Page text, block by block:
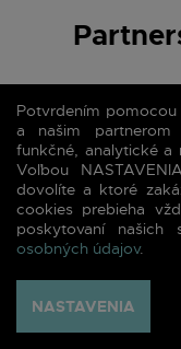
Tzv. KOLO
veciam
ktorý nám
nový a
majiteľa.
deň ocitol v
Potvrdením pomocou
a našim
funkčné, analytické a
Voľbou
dovolíte a ktoré
cookies prebieha
poskytovaní našich
osobných údajov.
NASTAVENIA